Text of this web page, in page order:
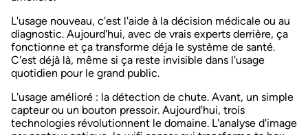
L'usage nouveau, c'est l'aide à la décision médicale ou au
diagnostic. Aujourd'hui, avec de vrais experts derrière, ça
fonctionne et ça transforme déja le système de santé.
C'est déjà là, même si ça reste invisible dans l'usage
quotidien pour le grand public.
L'usage amélioré : la détection de chute. Avant, un simple
capteur ou un bouton pressoir. Aujourd'hui, trois
technologies révolutionnent le domaine. L'analyse d'image